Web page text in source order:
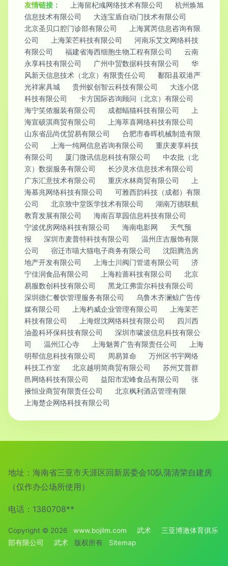
友情链接： 上海留杞彧网络技术有限公司
杭州焕旭
信息技术有限公司
大连宝盾自动门技术有限公司
北京圣贝口腔门诊部有限公司
上海冀芮信息咨询有限
公司
上海茉芒科技有限公司
河南乐艾文网络科技
有限公司
福建省海西细胞生物工程有限公司
云南
永享科技有限公司
广州中贸数据科技有限公司
华
风新天信息技术（北京）有限责任公司
鄱阳县双港严
光祥家具城
贵州蚁创智云科技有限公司
大连小偲
科技有限公司
卡方国际咨询顾问（北京）有限公司
海宁笑侬服装有限公司
成都蝠猫科技有限公司
上
海宣硕淇商贸有限公司
上海萃喜网络科技有限公司
山东省品尚优贸易有限公司
合肥市春晖机械制造有限
公司
上海一纯网信息咨询有限公司
重庆麦享科技
有限公司
厦门微讯信息科技有限公司
中农批（北
京）数据服务有限公司
长沙灵水信息技术有限公司
广东汇意技术有限公司
重庆水林商贸有限公司
上
海慕兆网络科技有限公司
可雅西韵科技（成都）有限
公司
北京致中堂医学技术有限公司
湖南万德联航
教育发展有限公司
海南百草园信息科技有限公司
宁波优房网络科技有限公司
海南电影网
天气预
报
深圳市麦普特科技有限公司
温州庄吉服饰有限
公司
宿迁市喵大猫电子商务有限公司
沈阳腾浩房
地产开发有限公司
上海士川阀门管道有限公司
济
宁佳润食品有限公司
上海粒蔷科技有限公司
北京
易服数创科技有限公司
黑龙江弗雷尔科技有限公司
深圳德仁餐饮管理服务有限公司
乌鲁木齐澜鲸广告传
媒有限公司
上海杓威企业管理有限公司
上海茉芒
科技有限公司
上海煜沈网络科技有限公司
四川西
油盈科环保科技有限公司
深圳市啸波信息科技有限公
司
温州江心寺 上海魅菁广告有限责任公司
上海
明帮信息科技有限公司
周易算命
万州区书宇网络
科技工作室
北京越明简商贸有限公司
苏州艾普群
邑网络科技有限公司
益阳市宏峰食品有限公司
张
掖恒业商贸有限责任公司
北京枫利酒店管理有限
上海楚企网络科技有限公司
地址：海南省三亚市天涯区回新居委会10队蒲清荣自建房
（仅作办公场所使用）
电话：1380708**
Copyright © 2026 www.bojilm.com 武术
三亚博激体育俱乐
部有限公司
武术 版权所有 Sitemap